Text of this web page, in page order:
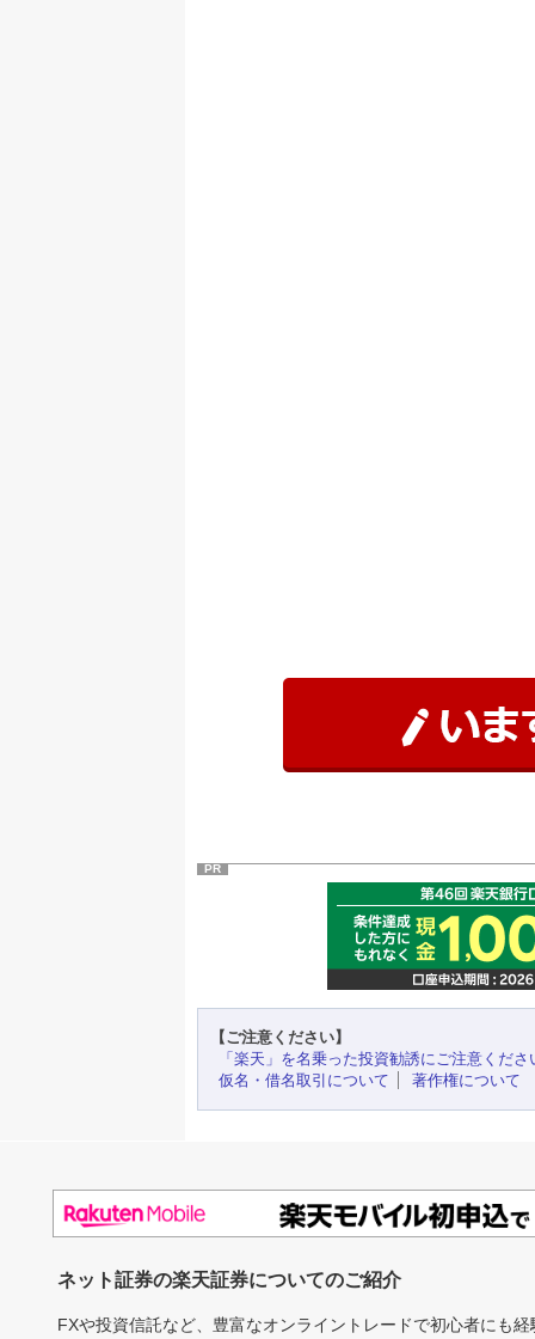
PR
【ご注意ください】
「楽天」を名乗った投資勧誘にご注意くださ
仮名・借名取引について
著作権について
ネット証券の楽天証券についてのご紹介
FXや投資信託など、豊富なオンライントレードで初心者にも